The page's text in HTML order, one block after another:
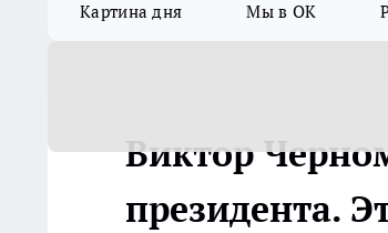
Картина дня Мы в ОК
Виктор
президента.